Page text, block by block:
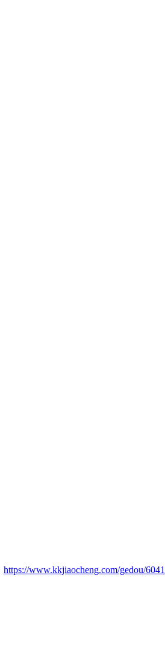
https://www.kkjiaocheng.com/gedou/